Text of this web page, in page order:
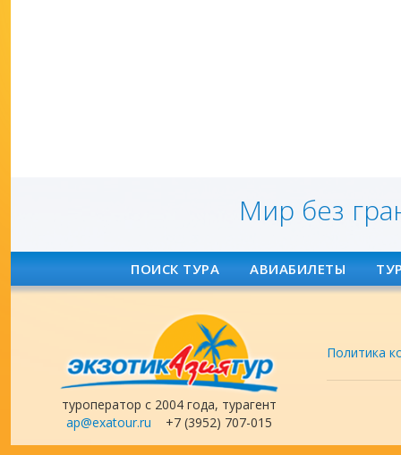
Мир без
ПОИСК ТУРА АВИАБИЛЕТЫ
туроператор с 2004 года, турагент
ap@exatour.ru +7 (3952) 707-015
Политика